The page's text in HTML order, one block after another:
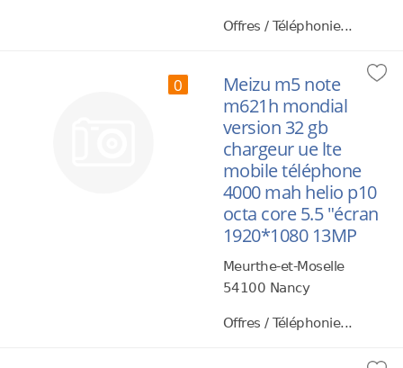
Offres / Téléphonie...
0
Meizu m5 note
m621h mondial
version 32 gb
chargeur ue lte
mobile téléphone
4000 mah helio p10
octa core 5.5 "écran
1920*1080 13MP
Meurthe-et-Moselle
54100 Nancy
Offres / Téléphonie...